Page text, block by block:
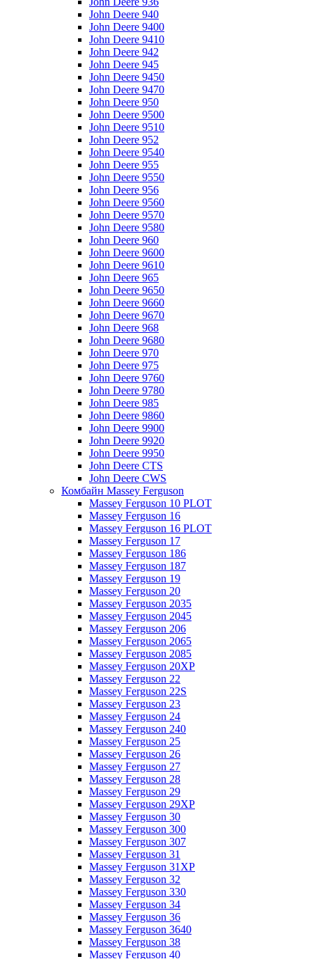
John Deere 940
John Deere 9400
John Deere 9410
John Deere 942
John Deere 945
John Deere 9450
John Deere 9470
John Deere 950
John Deere 9500
John Deere 9510
John Deere 952
John Deere 9540
John Deere 955
John Deere 9550
John Deere 956
John Deere 9560
John Deere 9570
John Deere 9580
John Deere 960
John Deere 9600
John Deere 9610
John Deere 965
John Deere 9650
John Deere 9660
John Deere 9670
John Deere 968
John Deere 9680
John Deere 970
John Deere 975
John Deere 9760
John Deere 9780
John Deere 985
John Deere 9860
John Deere 9900
John Deere 9920
John Deere 9950
John Deere CTS
John Deere CWS
Комбайн Massey Ferguson
Massey Ferguson 10 PLOT
Massey Ferguson 16
Massey Ferguson 16 PLOT
Massey Ferguson 17
Massey Ferguson 186
Massey Ferguson 187
Massey Ferguson 19
Massey Ferguson 20
Massey Ferguson 2035
Massey Ferguson 2045
Massey Ferguson 206
Massey Ferguson 2065
Massey Ferguson 2085
Massey Ferguson 20XP
Massey Ferguson 22
Massey Ferguson 22S
Massey Ferguson 23
Massey Ferguson 24
Massey Ferguson 240
Massey Ferguson 25
Massey Ferguson 26
Massey Ferguson 27
Massey Ferguson 28
Massey Ferguson 29
Massey Ferguson 29XP
Massey Ferguson 30
Massey Ferguson 300
Massey Ferguson 307
Massey Ferguson 31
Massey Ferguson 31XP
Massey Ferguson 32
Massey Ferguson 330
Massey Ferguson 34
Massey Ferguson 36
Massey Ferguson 3640
Massey Ferguson 38
Massey Ferguson 40